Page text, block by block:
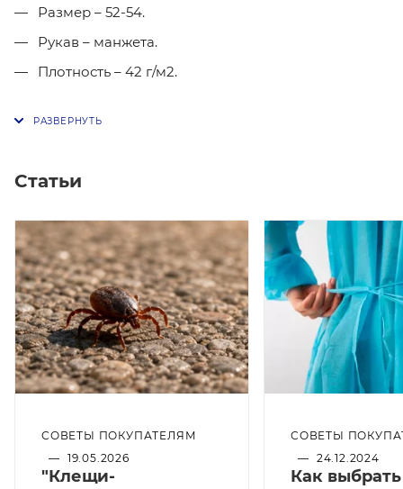
Размер – 52-54.
Рукав – манжета.
Плотность – 42 г/м2.
Статьи
СОВЕТЫ ПОКУПАТЕЛЯМ
— 19.05.2026
"Клещи-
СОВЕТЫ
— 24.12.2024
Как выбрать